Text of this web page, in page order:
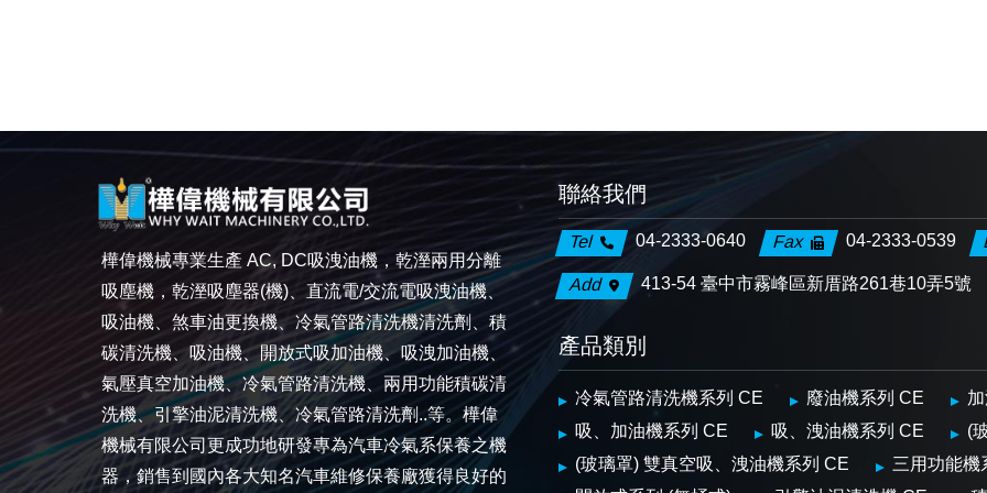
樺偉機械專業生產 AC, DC吸洩油機，乾溼兩用分離
吸塵機，乾溼吸塵器(機)、直流電/交流電吸洩油機、
吸油機、煞車油更換機、冷氣管路清洗機清洗劑、積
碳清洗機、吸油機、開放式吸加油機、吸洩加油機、
氣壓真空加油機、冷氣管路清洗機、兩用功能積碳清
洗機、引擎油泥清洗機、冷氣管路清洗劑..等。樺偉
機械有限公司更成功地研發專為汽車冷氣系保養之機
器，銷售到國內各大知名汽車維修保養廠獲得良好的
聯絡我們
Tel 04-2333-0640 Fax 04-2333-0539
Add 413-54 臺中市霧峰區新厝路261巷10弄5號
產品類別
冷氣管路清洗機系列 CE 廢油機系列 CE
吸、加油機系列 CE
吸、洩油機系列 CE
(
(玻璃罩) 雙真空吸、洩油機系列 CE
三用功能機